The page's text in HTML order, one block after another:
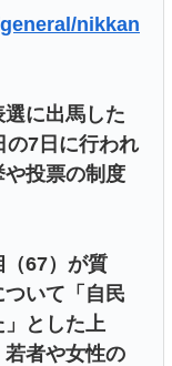
nikkan
に出馬した
の7日に行われ
投票の制度
67）が質
いて「自民
とした上
者や女性の